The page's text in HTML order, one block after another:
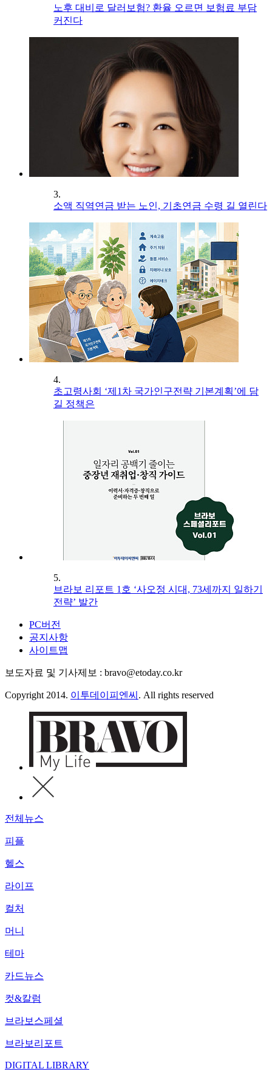
노후 대비로 달러보험? 환율 오르면 보험료 부담
커진다
3.
소액 직역연금 받는 노인, 기초연금 수령 길 열린다
4.
초고령사회 ‘제1차 국가인구전략 기본계획’에 담
길 정책은
5.
브라보 리포트 1호 ‘사오정 시대, 73세까지 일하기
전략’ 발간
PC버전
공지사항
사이트맵
보도자료 및 기사제보 : bravo@etoday.co.kr
Copyright 2014. 이투데이피엔씨 . All rights reserved
전체뉴스
피플
헬스
라이프
컬처
머니
테마
카드뉴스
컷&칼럼
브라보스페셜
브라보리포트
DIGITAL LIBRARY